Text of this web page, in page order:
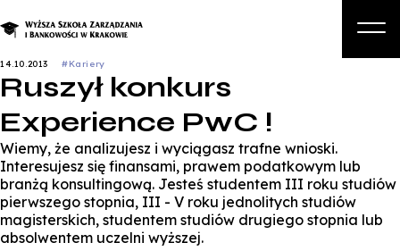
Studia podyplomowe i kursy
Kandydat
14.10.2013 #Kariery
Ruszył konkurs
Experience PwC !
Wiemy, że analizujesz i wyciągasz trafne wnioski.
Interesujesz się finansami, prawem podatkowym lub
branżą konsultingową. Jesteś studentem III roku studiów
pierwszego stopnia, III - V roku jednolitych studiów
magisterskich, studentem studiów drugiego stopnia lub
absolwentem uczelni wyższej.